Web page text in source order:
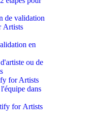
de validation
Artists
en
ou de
for Artists
dans
for Artists